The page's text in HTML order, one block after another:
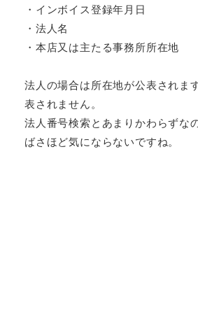
・インボイス登録年月日
・法人名
・本店又は主たる事務所所在地
法人の場合は所在地が公表されま
表されません。
法人番号検索とあまりかわらずな
ばさほど気にならないですね。